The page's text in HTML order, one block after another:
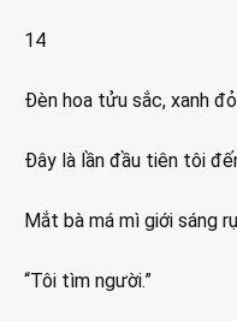
14
Đèn hoa tửu sắc, xanh
Đây là lần đầu tiên tôi
Mắt bà má mì giới sáng
“Tôi tìm người.”